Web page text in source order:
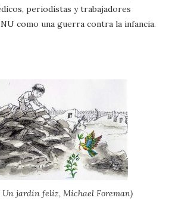
periodistas y trabajadores
como una guerra contra la infancia.
jardín feliz, Michael Foreman)